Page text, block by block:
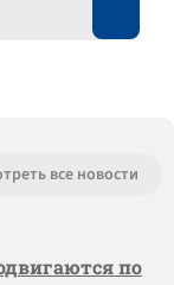
все новости
по